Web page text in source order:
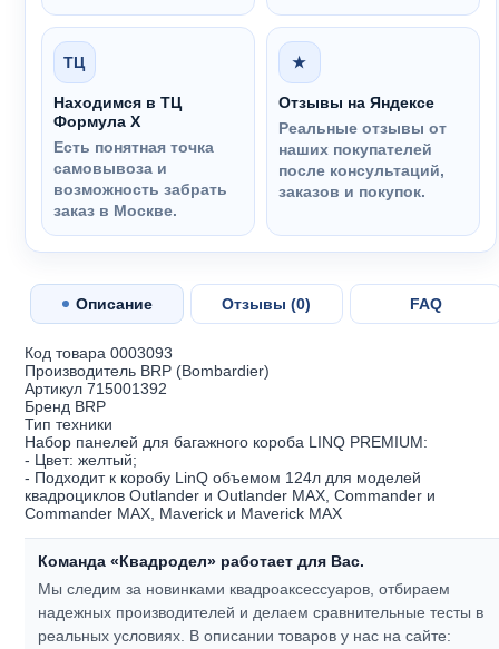
ТЦ
Находимся в ТЦ
Формула Х
Есть понятная точка
самовывоза и
возможность забрать
заказ в Москве.
★
Отзывы на Яндексе
Реальные отзывы от
наших покупателей
после консультаций,
заказов и покупок.
Описание Отзывы (0) FAQ
Код товара 0003093
Производитель BRP (Bombardier)
Артикул 715001392
Бренд BRP
Тип техники
Набор панелей для багажного короба LINQ PREMIUM:
- Цвет: желтый;
- Подходит к коробу LinQ объемом 124л для моделей
квадроциклов Outlander и Outlander MAX, Commander и
Commander MAX, Maverick и Maverick MAX
Команда «Квадродел» работает для Вас.
Мы следим за новинками квадроаксессуаров, отбираем
надежных производителей и делаем сравнительные тесты в
реальных условиях. В описании товаров у нас на сайте: